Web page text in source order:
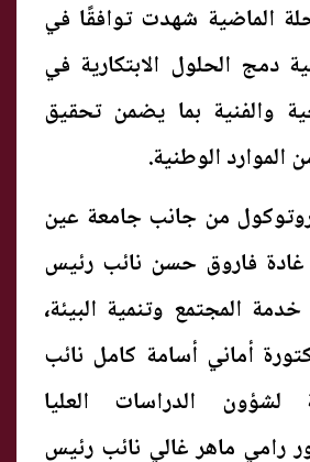
الماضية شهدت توافقًا في
دمج الحلول الابتكارية في
والفنية بما يضمن تحقيق
الوطنية.
من جانب جامعة عين
فاروق حسن نائب رئيس
المجتمع وتنمية البيئة،
أماني أسامة كامل نائب
لشؤون الدراسات العليا
رامي ماهر غالي نائب رئيس